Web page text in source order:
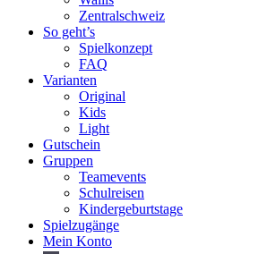
Zentralschweiz
So geht’s
Spielkonzept
FAQ
Varianten
Original
Kids
Light
Gutschein
Gruppen
Teamevents
Schulreisen
Kindergeburtstage
Spielzugänge
Mein Konto